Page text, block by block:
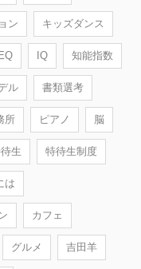
ン キッズダンス
IQ 知能指数
ル 書類選考
所 ピアノ 脳
生 特待生制度
は
カフェ
グルメ 吉田羊